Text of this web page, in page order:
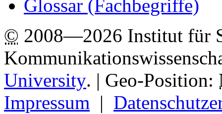
Glossar (Fachbegriffe)
© 2008—2026 Institut für
University. | Geo-Position:
Impressum |